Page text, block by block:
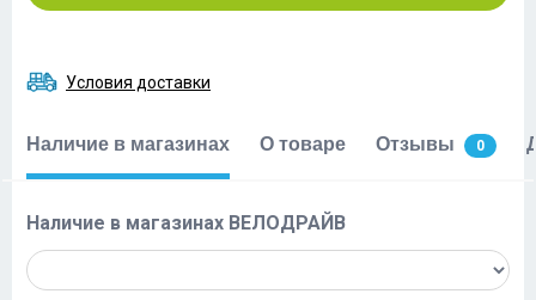
Условия доставки
Наличие в магазинах О товаре Отзывы 0
Наличие в магазинах ВЕЛОДРАЙВ